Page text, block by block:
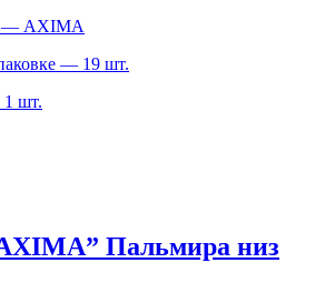
— AXIMA
— 19 шт.
1 шт.
Пальмира низ